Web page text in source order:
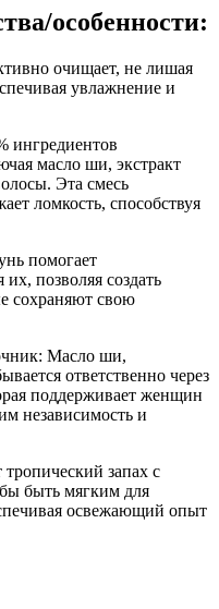
особенности:
очищает, не лишая
увлажнение и
ингредиентов
масло ши, экстракт
Эта смесь
ломкость, способствуя
помогает
позволяя создать
сохраняют свою
Масло ши,
ответственно через
поддерживает женщин
независимость и
запах с
быть мягким для
освежающий опыт